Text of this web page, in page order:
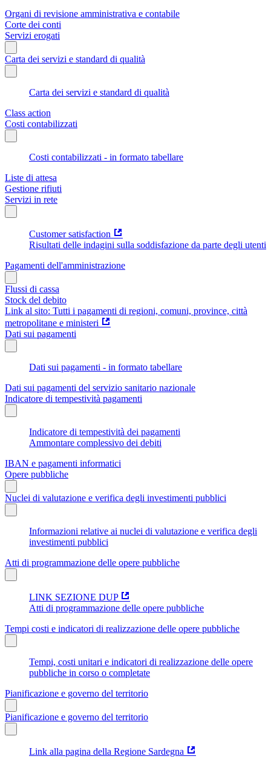
Organi di revisione amministrativa e contabile
Corte dei conti
Servizi erogati
Carta dei servizi e standard di qualità
Carta dei servizi e standard di qualità
Class action
Costi contabilizzati
Costi contabilizzati - in formato tabellare
Liste di attesa
Gestione rifiuti
Servizi in rete
Customer satisfaction
Risultati delle indagini sulla soddisfazione da parte degli utenti
Pagamenti dell'amministrazione
Flussi di cassa
Stock del debito
Link al sito: Tutti i pagamenti di regioni, comuni, province, città
metropolitane e ministeri
Dati sui pagamenti
Dati sui pagamenti - in formato tabellare
Dati sui pagamenti del servizio sanitario nazionale
Indicatore di tempestività pagamenti
Indicatore di tempestività dei pagamenti
Ammontare complessivo dei debiti
IBAN e pagamenti informatici
Opere pubbliche
Nuclei di valutazione e verifica degli investimenti pubblici
Informazioni relative ai nuclei di valutazione e verifica degli
investimenti pubblici
Atti di programmazione delle opere pubbliche
LINK SEZIONE DUP
Atti di programmazione delle opere pubbliche
Tempi costi e indicatori di realizzazione delle opere pubbliche
Tempi, costi unitari e indicatori di realizzazione delle opere
pubbliche in corso o completate
Pianificazione e governo del territorio
Pianificazione e governo del territorio
Link alla pagina della Regione Sardegna